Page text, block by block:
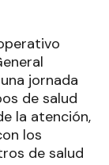
jornada
de salud
la atención,
los
de salud